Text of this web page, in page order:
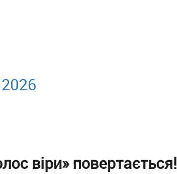
віри» повертається!